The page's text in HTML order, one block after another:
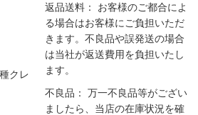
クレ
返品送料： お客様のご都合によ
る場合はお客様にご負担いただ
きます。不良品や誤発送の場合
は当社が返送費用を負担いたし
ます。
不良品： 万一不良品等がござい
ましたら、当店の在庫状況を確